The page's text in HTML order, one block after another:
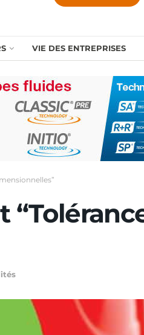
VIE DES ENTREPRISES